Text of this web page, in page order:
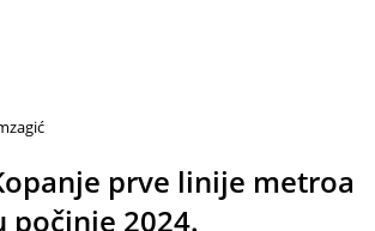
prve linije metroa
počinje 2024.